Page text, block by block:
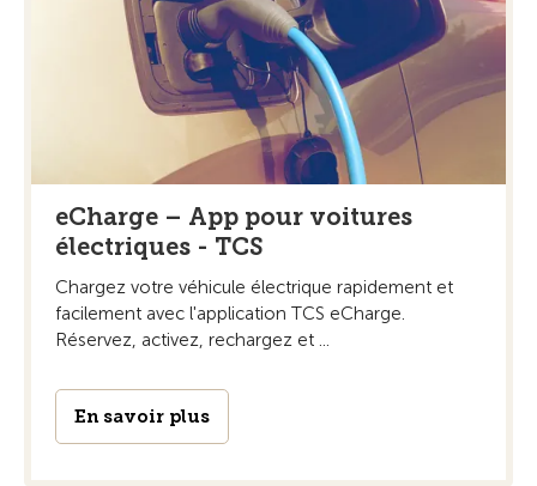
eCharge – App pour voitures
électriques - TCS
Chargez votre véhicule électrique rapidement et
facilement avec l'application TCS eCharge.
Réservez, activez, rechargez et ...
En savoir plus